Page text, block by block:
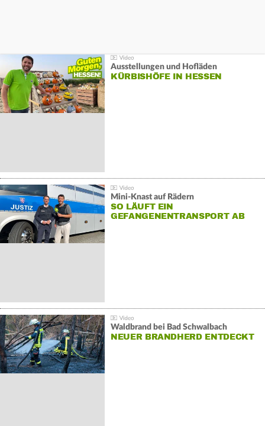
Ausstellungen und Hofläden
KÜRBISHÖFE IN HESSEN
Mini-Knast auf Rädern
SO LÄUFT EIN
GEFANGENENTRANSPORT AB
Waldbrand bei Bad Schwalbach
NEUER BRANDHERD ENTDECKT